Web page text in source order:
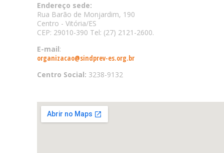
Endereço sede:
Rua Barão de Monjardim, 190
Centro - Vitória/ES
CEP: 29010-390 Tel: (27) 2121-2600.
E-mail:
organizacao@sindprev-es.org.br
Centro Social: 3238-9132